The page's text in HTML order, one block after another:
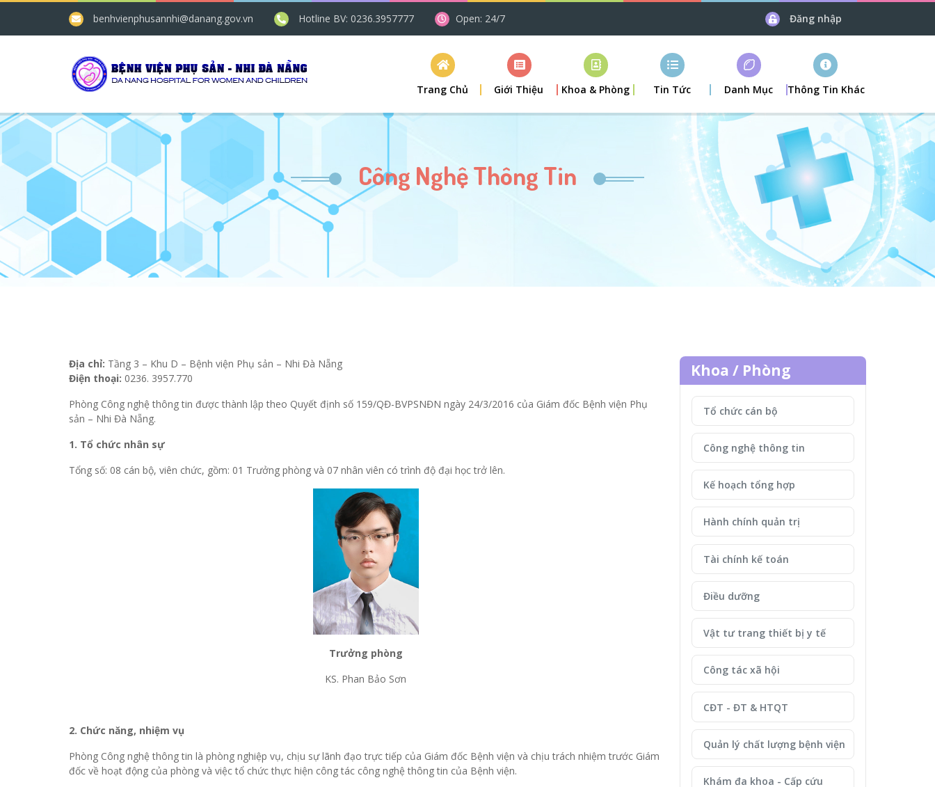
benhvienphusannhi@danang.gov.vn Hotline BV: 0236.3957777 Open: 24/7 Đăng nhập
Trang Chủ Giới Thiệu Khoa & Phòng Tin Tức Danh Mục Thông Tin Khác
Công Nghệ Thông Tin
Địa chỉ: Tầng 3 – Khu D – Bệnh viện Phụ sản – Nhi Đà Nẵng
Điện thoại: 0236. 3957.770
Phòng Công nghệ thông tin được thành lập theo Quyết định số 159/QĐ-BVPSNĐN ngày 24/3/2016 của Giám đốc Bệnh viện Phụ
sản – Nhi Đà Nẵng.
1. Tổ chức nhân sự
Tổng số: 08 cán bộ, viên chức, gồm: 01 Trưởng phòng và 07 nhân viên có trình độ đại học trở lên.
Trưởng phòng
KS. Phan Bảo Sơn
2. Chức năng, nhiệm vụ
Phòng Công nghệ thông tin là phòng nghiệp vụ, chịu sự lãnh đạo trực tiếp của Giám đốc Bệnh viện và chịu trách nhiệm trước Giám
đốc về hoạt động của phòng và việc tổ chức thực hiện công tác công nghệ thông tin của Bệnh viện.
Khoa / Phòng
Tổ chức cán bộ
Công nghệ thông tin
Kế hoạch tổng hợp
Hành chính quản trị
Tài chính kế toán
Điều dưỡng
Vật tư trang thiết bị y tế
Công tác xã hội
CĐT - ĐT & HTQT
Quản lý chất lượng bệnh viện
Khám đa khoa - Cấp cứu